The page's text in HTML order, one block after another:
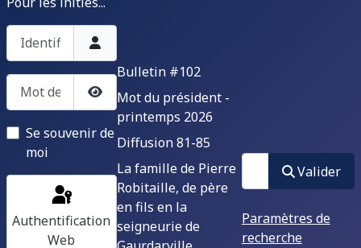
Identifiant
Mot de passe
Afficher le mot de passe
Se souvenir de
moi
Authentification
Web
Bulletin #102
Mot du président -
printemps 2026
Diffusion 81-85
La famille de Pierre
Robitaille, de père
en fils en la
seigneurie de
Valider
Valider
Paramètres de
recherche